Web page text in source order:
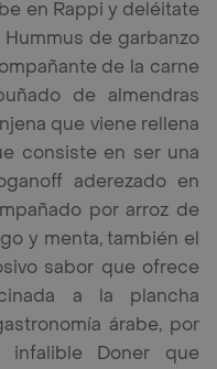
en Rappi y deléitate
de garbanzo
de la carne
de almendras
que viene rellena
consiste en ser una
aderezado en
por arroz de
y menta, también el
sabor que ofrece
a la plancha
árabe, por
Doner que